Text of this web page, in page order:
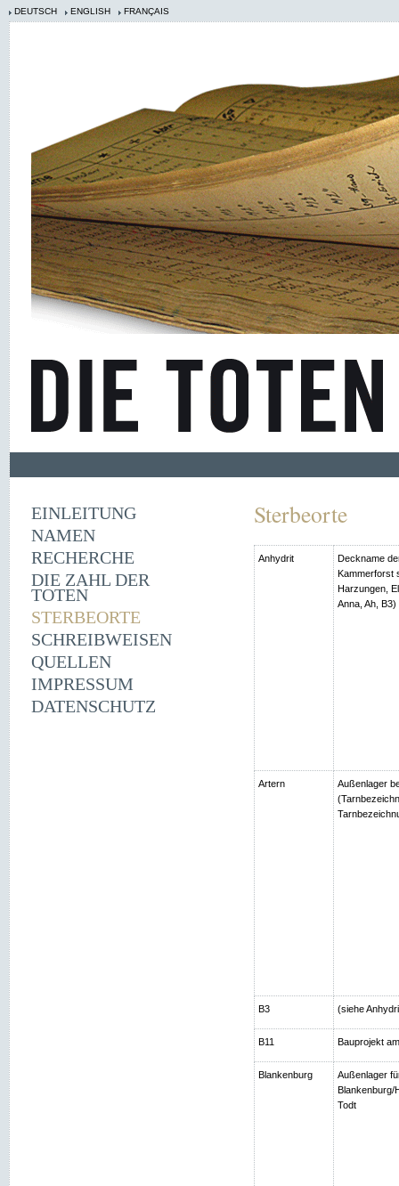
DEUTSCH ENGLISH FRANÇAIS
EINLEITUNG
NAMEN
RECHERCHE
DIE ZAHL DER
TOTEN
STERBEORTE
SCHREIBWEISEN
QUELLEN
IMPRESSUM
DATENSCHUTZ
Sterbeorte
Anhydrit
Deckname
Kammerforst
Harzungen,
Anna, Ah, B3)
Artern
Außenlager
B3 (siehe
B11 Bauprojekt
Blankenburg
Außenlager
Blankenburg/
Todt